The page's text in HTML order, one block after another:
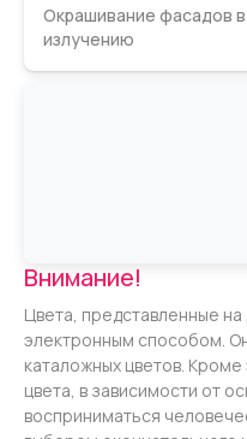
Окрашивание фасадов
излучению
Внимание!
Цвета, представленные
электронным способом.
каталожных цветов.
цвета, в зависимости от
восприниматься